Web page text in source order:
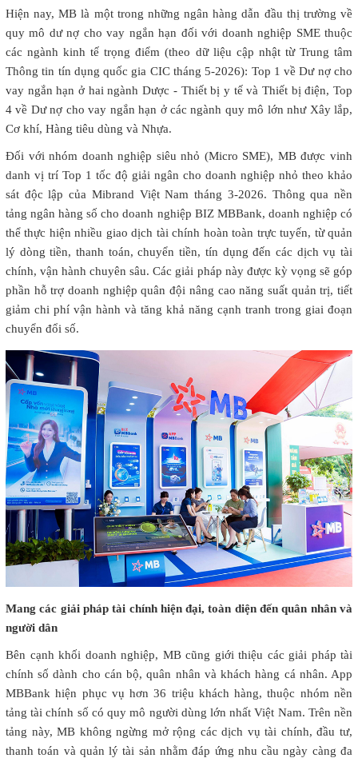
Hiện nay, MB là một trong những ngân hàng dẫn đầu thị trường về
quy mô dư nợ cho vay ngắn hạn đối với doanh nghiệp SME thuộc
các ngành kinh tế trọng điểm (theo dữ liệu cập nhật từ Trung tâm
Thông tin tín dụng quốc gia CIC tháng 5-2026): Top 1 về Dư nợ cho
vay ngắn hạn ở hai ngành Dược - Thiết bị y tế và Thiết bị điện, Top
4 về Dư nợ cho vay ngắn hạn ở các ngành quy mô lớn như Xây lắp,
Cơ khí, Hàng tiêu dùng và Nhựa.
Đối với nhóm doanh nghiệp siêu nhỏ (Micro SME), MB được vinh
danh vị trí Top 1 tốc độ giải ngân cho doanh nghiệp nhỏ theo khảo
sát độc lập của Mibrand Việt Nam tháng 3-2026. Thông qua nền
tảng ngân hàng số cho doanh nghiệp BIZ MBBank, doanh nghiệp có
thể thực hiện nhiều giao dịch tài chính hoàn toàn trực tuyến, từ quản
lý dòng tiền, thanh toán, chuyển tiền, tín dụng đến các dịch vụ tài
chính, vận hành chuyên sâu. Các giải pháp này được kỳ vọng sẽ góp
phần hỗ trợ doanh nghiệp quân đội nâng cao năng suất quản trị, tiết
giảm chi phí vận hành và tăng khả năng cạnh tranh trong giai đoạn
chuyển đổi số.
Mang các giải pháp tài chính hiện đại, toàn diện đến quân nhân và
người dân
Bên cạnh khối doanh nghiệp, MB cũng giới thiệu các giải pháp tài
chính số dành cho cán bộ, quân nhân và khách hàng cá nhân. App
MBBank hiện phục vụ hơn 36 triệu khách hàng, thuộc nhóm nền
tảng tài chính số có quy mô người dùng lớn nhất Việt Nam. Trên nền
tảng này, MB không ngừng mở rộng các dịch vụ tài chính, đầu tư,
thanh toán và quản lý tài sản nhằm đáp ứng nhu cầu ngày càng đa